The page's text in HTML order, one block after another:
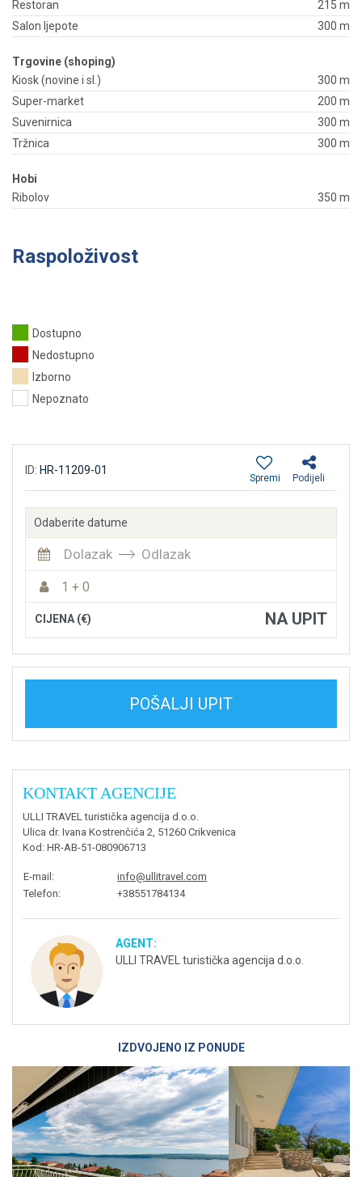
Restoran
215 m
Salon ljepote
300 m
Trgovine (shoping)
Kiosk (novine i sl.)
300 m
Super-market
200 m
Suvenirnica
300 m
Tržnica
300 m
Hobi
Ribolov
350 m
Raspoloživost
Dostupno
Nedostupno
Izborno
Nepoznato
ID: HR-11209-01
Podijeli
Spremi
Odaberite datume
Dolazak Odlazak
1 + 0
CIJENA (€) NA UPIT
POŠALJI UPIT
KONTAKT AGENCIJE
ULLI TRAVEL turistička agencija d.o.o.
Ulica dr. Ivana Kostrenčića 2, 51260 Crikvenica
Kod : HR-AB-51-080906713
E-mail :
info@ullitravel.com
Telefon: +38551784134
AGENT:
ULLI TRAVEL turistička agencija d.o.o.
IZDVOJENO IZ PONUDE